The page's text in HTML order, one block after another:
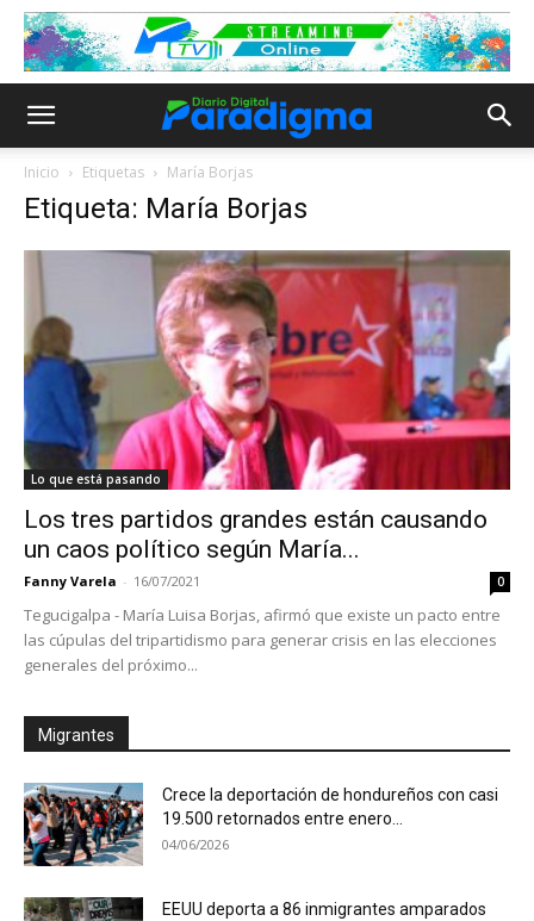
Inicio Etiquetas María Borjas
Etiqueta: María Borjas
Lo que está pasando
Los tres partidos grandes están causando
un caos político según María...
Fanny Varela - 16/07/2021 0
Tegucigalpa - María Luisa Borjas, afirmó que existe un pacto entre
las cúpulas del tripartidismo para generar crisis en las elecciones
generales del próximo...
Migrantes
Crece la deportación de hondureños con casi
19.500 retornados entre enero...
04/06/2026
EEUU deporta a 86 inmigrantes amparados